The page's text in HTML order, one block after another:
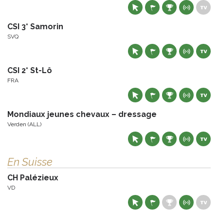
CSI 3* Samorin
SVQ
CSI 2* St-Lô
FRA
Mondiaux jeunes chevaux – dressage
Verden (ALL)
En Suisse
CH Palézieux
VD